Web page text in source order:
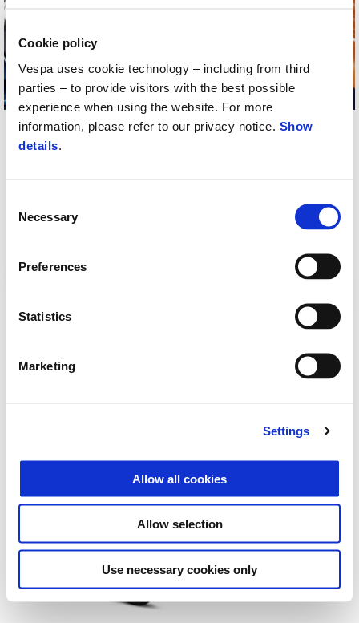
Cookie policy
Vespa uses cookie technology – including from third
parties – to provide visitors with the best possible
experience when using the website. For more
information, please refer to our privacy notice. Show
details
Selection
Necessary
Preferences
Statistics
Marketing
Settings
Allow all cookies
Allow selection
Use necessary cookies only
LUXURY HANDGRIPS